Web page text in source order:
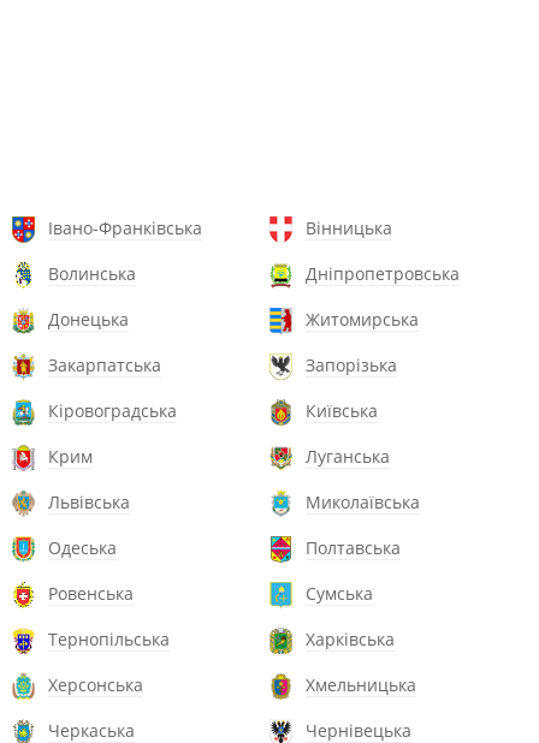
Івано-Франківська
Вінницька
Волинська
Дніпропетровська
Донецька
Житомирська
Закарпатська
Запорізька
Кіровоградська
Київська
Крим
Луганська
Львівська
Миколаївська
Одеська
Полтавська
Ровенська
Сумська
Тернопільська
Харківська
Херсонська
Хмельницька
Черкаська
Чернівецька